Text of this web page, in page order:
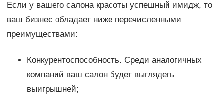
Если у вашего салона красоты успешный имидж, то
ваш бизнес обладает ниже перечисленными
преимуществами:
Конкурентоспособность. Среди аналогичных
компаний ваш салон будет выглядеть
выигрышней;